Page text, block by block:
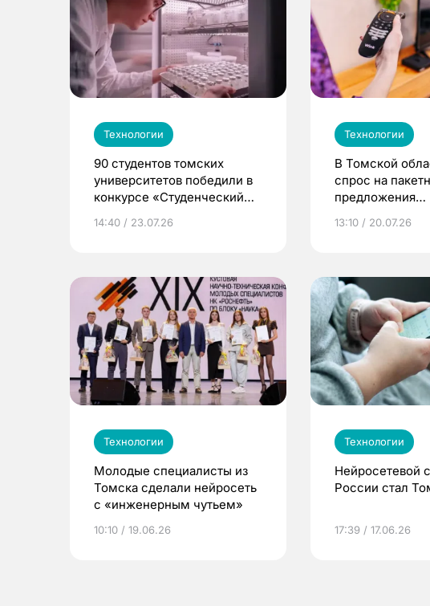
Технологии
90 студентов томских
университетов победили в
конкурсе «Студенческий
14:40 / 23.07.26
Технологии
В Томской
спрос на
предложения
13:10 / 20.07.26
Технологии
Молодые специалисты из
Томска сделали нейросеть
с «инженерным чутьем»
10:10 / 19.06.26
Технологии
Нейросетевой
России стал
17:39 / 17.06.26